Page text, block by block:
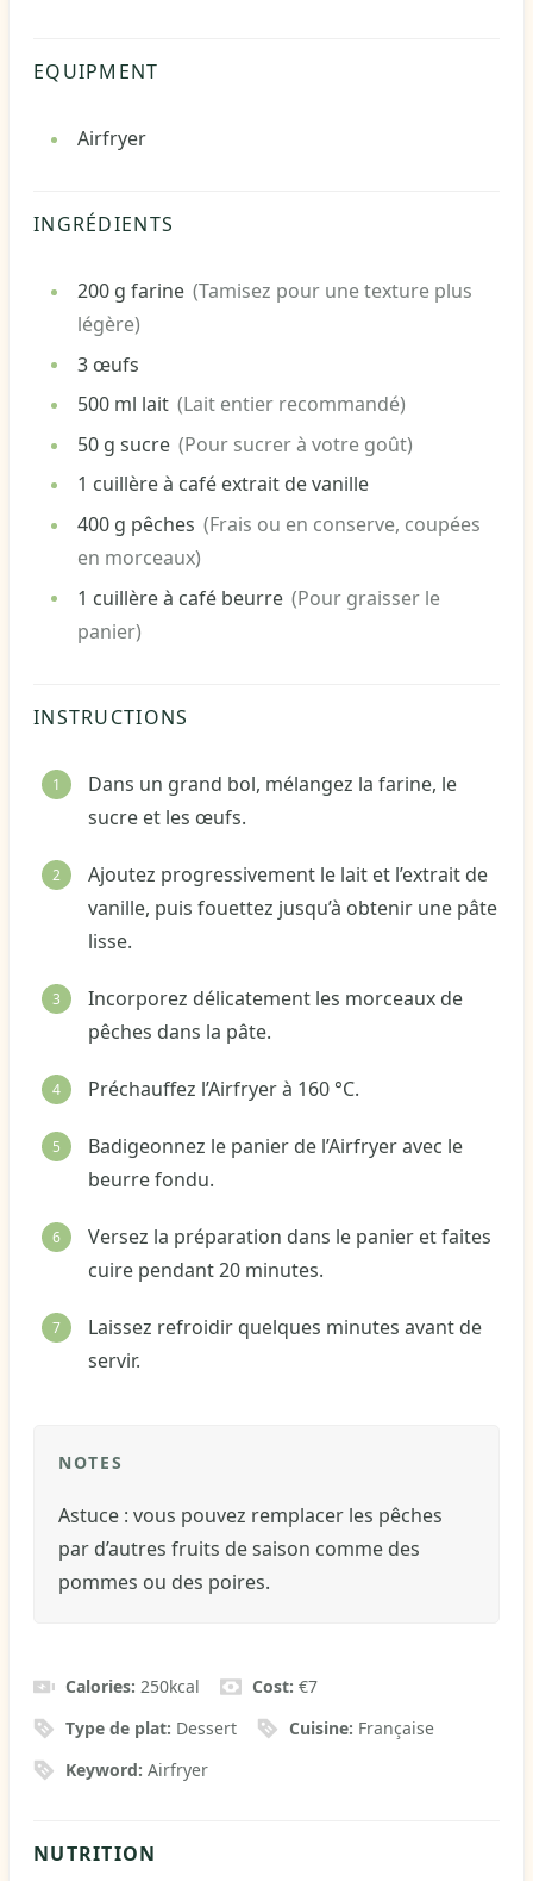
EQUIPMENT
Airfryer
INGRÉDIENTS
200 g farine (Tamisez pour une texture plus
légère)
3œufs
500 ml lait (Lait entier recommandé)
50 g sucre (Pour sucrer à votre goût)
1 cuillère à café extrait de vanille
400 g pêches (Frais ou en conserve, coupées
en morceaux)
1 cuillère à café beurre (Pour graisser le
panier)
INSTRUCTIONS
Dans un grand bol, mélangez la farine, le
sucre et les œufs.
Ajoutez progressivement le lait et l’extrait de
vanille, puis fouettez jusqu’à obtenir une pâte
lisse.
Incorporez délicatement les morceaux de
pêches dans la pâte.
Préchauffez l’Airfryer à 160 °C.
Badigeonnez le panier de l’Airfryer avec le
beurre fondu.
Versez la préparation dans le panier et faites
cuire pendant 20 minutes.
Laissez refroidir quelques minutes avant de
servir.
NOTES
Astuce : vous pouvez remplacer les pêches
par d’autres fruits de saison comme des
pommes ou des poires.
Calories: 250kcal Cost:€7
Type de plat: Dessert Cuisine: Française
Keyword:Airfryer
NUTRITION